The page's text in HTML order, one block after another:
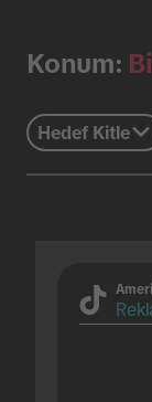
Konum:
Hedef Kitle